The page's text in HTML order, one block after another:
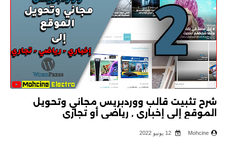
شرح تثبيت قالب ووردبريس مجاني وتحويل
الموقع إلى إخباري , رياضي أو تجاري
Mohcine